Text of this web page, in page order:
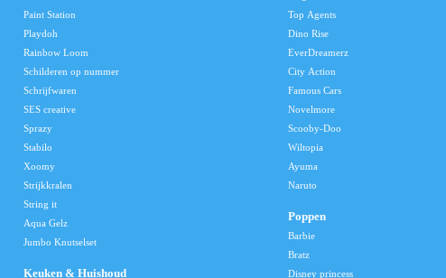
Paint Station
Playdoh
Rainbow Loom
Schilderen op nummer
Schrijfwaren
SES creative
Sprazy
Stabilo
Xoomy
Strijkkralen
String it
Aqua Gelz
Jumbo Knutselset
Keuken & Huishoud
Top Agents
Dino Rise
EverDreamerz
City Action
Famous Cars
Novelmore
Scooby-Doo
Wiltopia
Ayuma
Naruto
Poppen
Barbie
Bratz
Disney princess